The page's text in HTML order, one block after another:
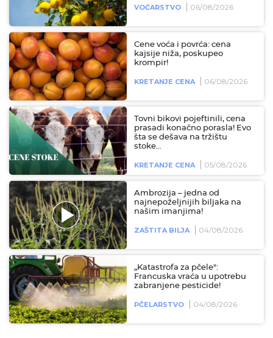
VOĆARSTVO 06/08/2026
Cene voća i povrća: cena
kajsije niža, poskupeo
krompir!
KRETANJE CENA 06/08/2026
Tovni bikovi pojeftinili, cena
prasadi konačno porasla! Evo
šta se dešava na tržištu
stoke...
KRETANJE CENA 05/08/2026
Ambrozija – jedna od
najnepoželjnijih biljaka na
našim imanjima!
ZAŠTITA BILJA 04/08/2026
„Katastrofa za pčele":
Francuska vraća u upotrebu
zabranjene pesticide!
PČELARSTVO 04/08/2026